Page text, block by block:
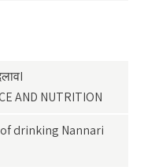
AND NUTRITION
of drinking Nannari